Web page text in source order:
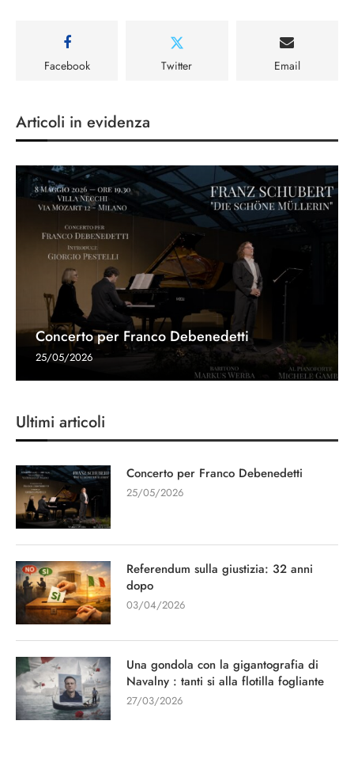
Facebook Twitter Email
Articoli in evidenza
Concerto per Franco Debenedetti
25/05/2026
Ultimi articoli
Concerto per Franco Debenedetti
25/05/2026
Referendum sulla giustizia: 32 anni
dopo
03/04/2026
Una gondola con la gigantografia di
Navalny : tanti si alla flotilla fogliante
27/03/2026